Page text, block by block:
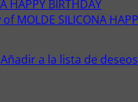
Añadir a la lista de deseos